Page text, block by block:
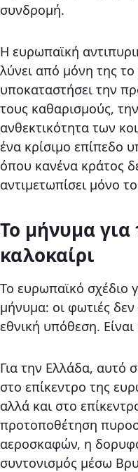
συνδρομή.
Η ευρωπαϊκή
λύνει από μόνη της
υποκαταστήσει την
τους καθαρισμούς,
ανθεκτικότητα των
ένα κρίσιμο επίπεδο
όπου κανένα κράτος
αντιμετωπίσει μόνο
Το μήνυμα για
καλοκαίρι
Το ευρωπαϊκό σχέδιο
μήνυμα: οι φωτιές δεν
εθνική υπόθεση.
Για την Ελλάδα, αυτό
στο επίκεντρο της
αλλά και στο
προτοποθέτηση
αεροσκαφών, η
συντονισμός μέσω